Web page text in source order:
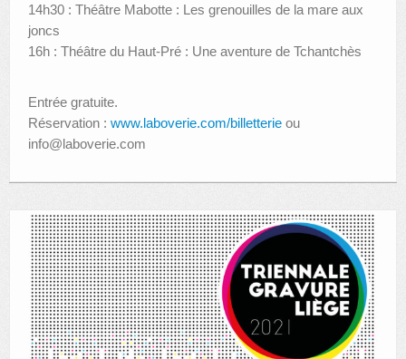
14h30 : Théâtre Mabotte : Les grenouilles de la mare aux
joncs
16h : Théâtre du Haut-Pré : Une aventure de Tchantchès
Entrée gratuite.
Réservation : www.laboverie.com/billetterie ou
info@laboverie.com